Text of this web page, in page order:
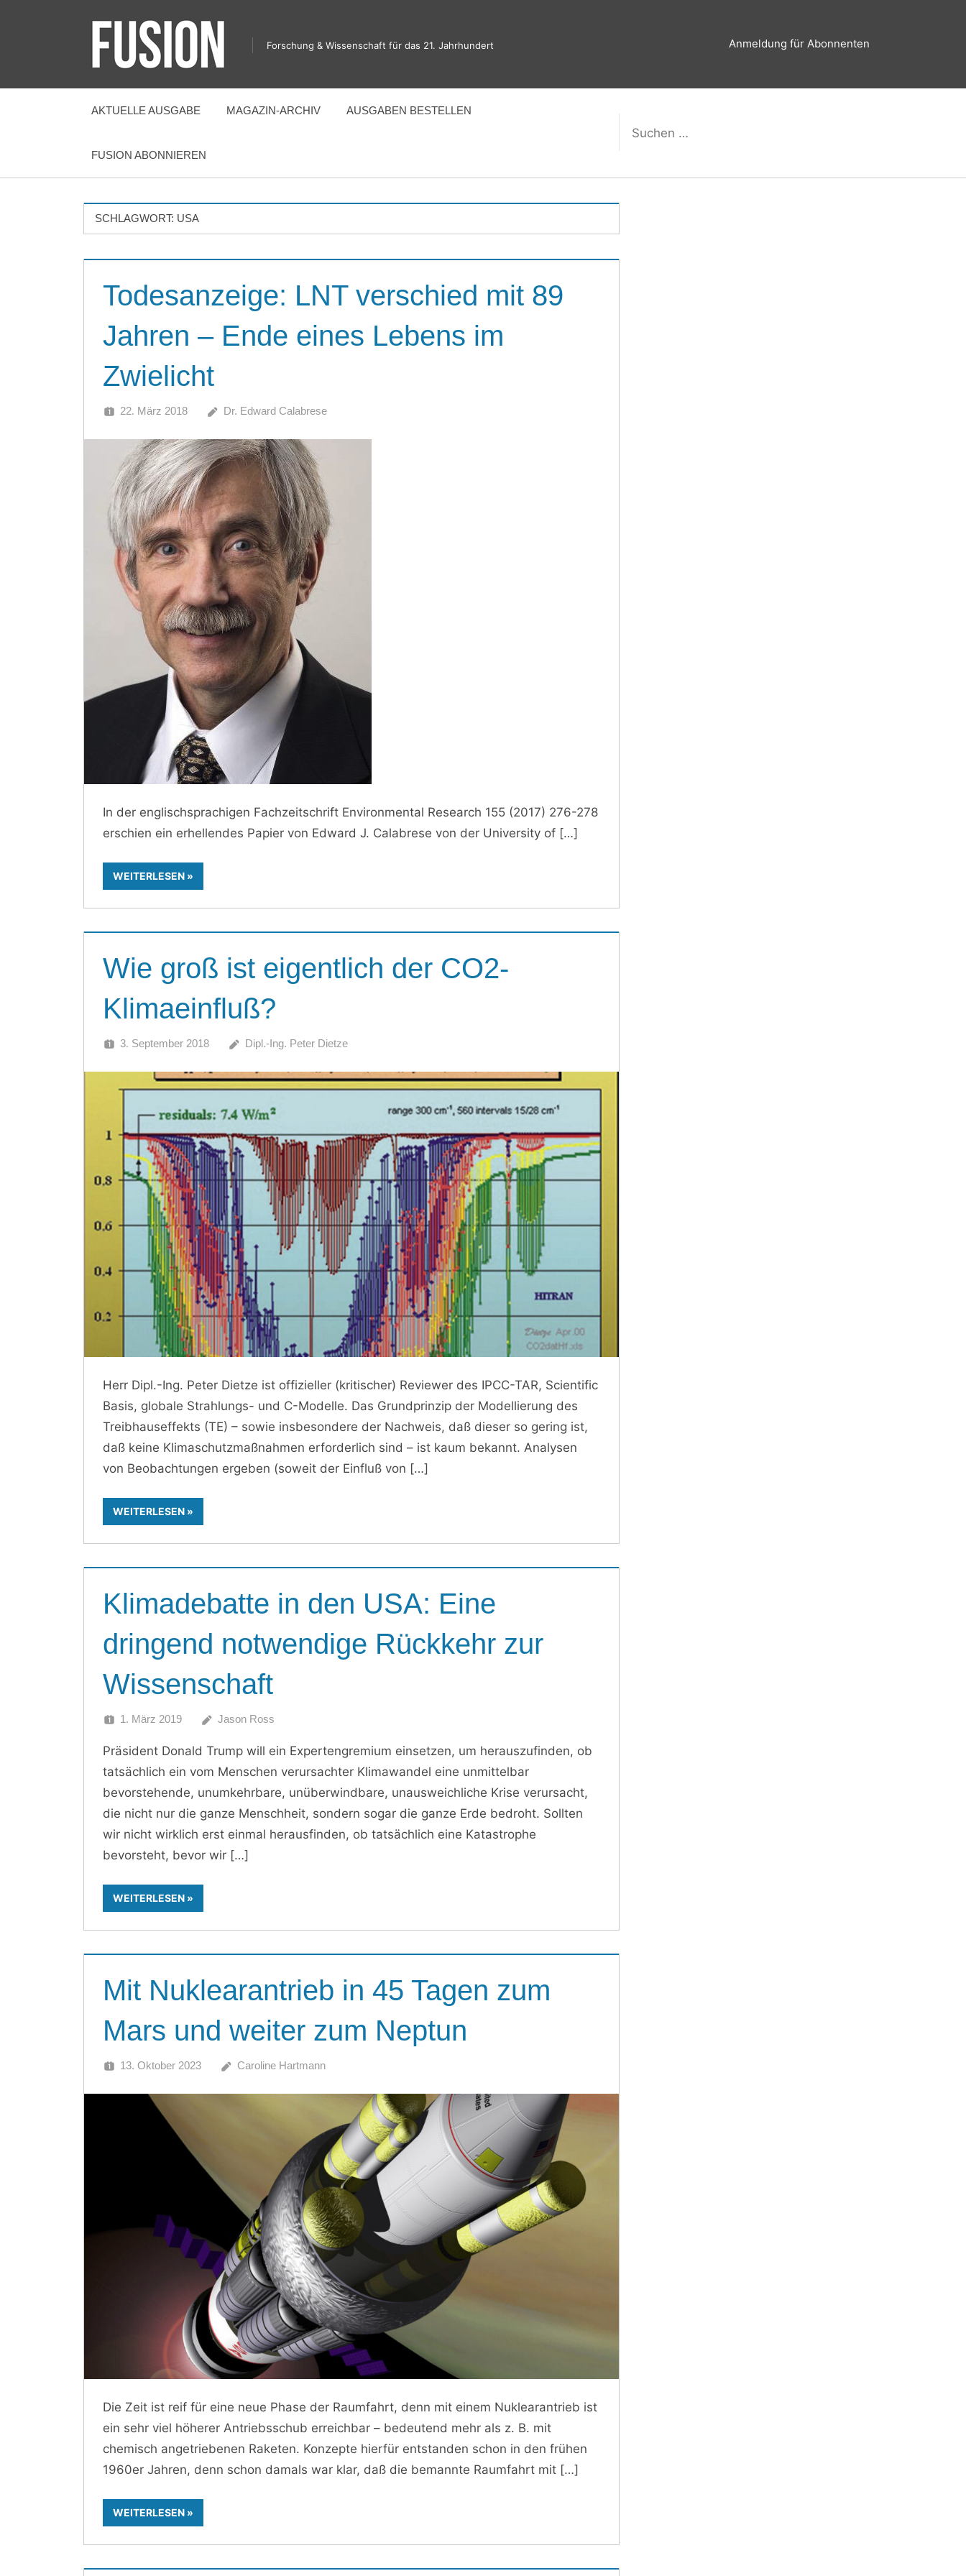
FUSION
Forschung & Wissenschaft für das 21. Jahrhundert Anmeldung für Abonnenten
AKTUELLE AUSGABE MAGAZIN-ARCHIV AUSGABEN BESTELLEN
FUSION ABONNIEREN
SCHLAGWORT: USA
Todesanzeige: LNT verschied mit 89
Jahren – Ende eines Lebens im
Zwielicht
22. März 2018 Dr. Edward Calabrese
In der englischsprachigen Fachzeitschrift Environmental Research 155 (2017) 276-278
erschien ein erhellendes Papier von Edward J. Calabrese von der University of
WEITERLESEN
Wie groß ist eigentlich der CO2-
Klimaeinfluß?
3. September 2018 Dipl.-Ing. Peter Dietze
Herr Dipl.-Ing. Peter Dietze ist offizieller (kritischer) Reviewer des IPCC-TAR, Scientific
Basis, globale Strahlungs- und C-Modelle. Das Grundprinzip der Modellierung des
Treibhauseffekts (TE) – sowie insbesondere der Nachweis, daß dieser so gering ist,
daß keine Klimaschutzmaßnahmen erforderlich sind – ist kaum bekannt. Analysen
von Beobachtungen ergeben (soweit der Einfluß von
WEITERLESEN
Klimadebatte in den USA: Eine
dringend notwendige Rückkehr zur
Wissenschaft
1. März 2019 Jason Ross
Präsident Donald Trump will ein Expertengremium einsetzen, um herauszufinden, ob
tatsächlich ein vom Menschen verursachter Klimawandel eine unmittelbar
bevorstehende, unumkehrbare, unüberwindbare, unausweichliche Krise verursacht,
die nicht nur die ganze Menschheit, sondern sogar die ganze Erde bedroht. Sollten
wir nicht wirklich erst einmal herausfinden, ob tatsächlich eine Katastrophe
bevorsteht, bevor wir
WEITERLESEN
Mit Nuklearantrieb in 45 Tagen zum
Mars und weiter zum Neptun
13. Oktober 2023 Caroline Hartmann
Die Zeit ist reif für eine neue Phase der Raumfahrt, denn mit einem Nuklearantrieb ist
ein sehr viel höherer Antriebsschub erreichbar – bedeutend mehr als z. B. mit
chemisch angetriebenen Raketen. Konzepte hierfür entstanden schon in den frühen
1960er Jahren, denn schon damals war klar, daß die bemannte Raumfahrt mit
WEITERLESEN